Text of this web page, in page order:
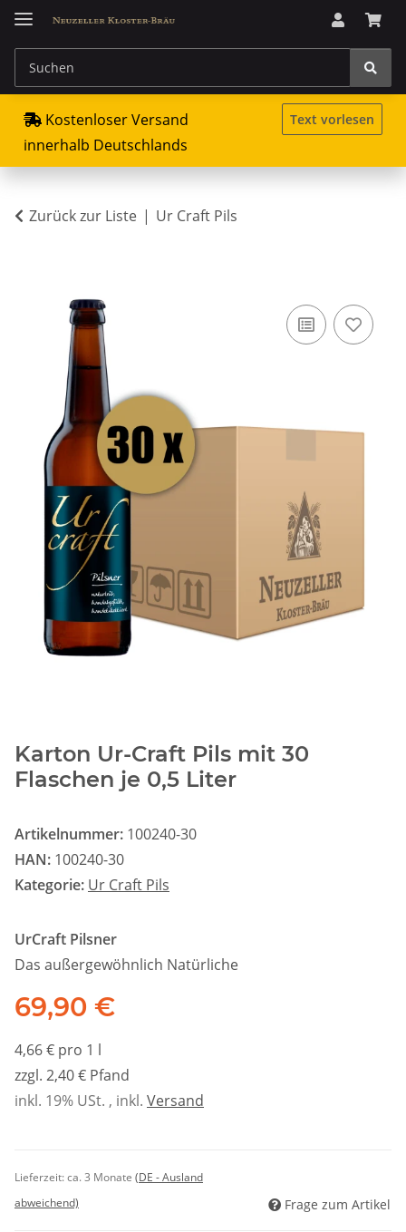
Kostenloser Versand
innerhalb Deutschlands
Text vorlesen
Zurück zur Liste Ur Craft Pils
Karton Ur-Craft Pils mit 30
Flaschen je 0,5 Liter
Artikelnummer: 100240-30
HAN: 100240-30
Kategorie: Ur Craft Pils
UrCraft Pilsner
Das außergewöhnlich Natürliche
69,90 €
4,66 € pro 1 l
zzgl. 2,40 € Pfand
inkl. 19% USt. , inkl. Versand
Lieferzeit:ca. 3 Monate (DE - Ausland
abweichend)
Frage zum Artikel